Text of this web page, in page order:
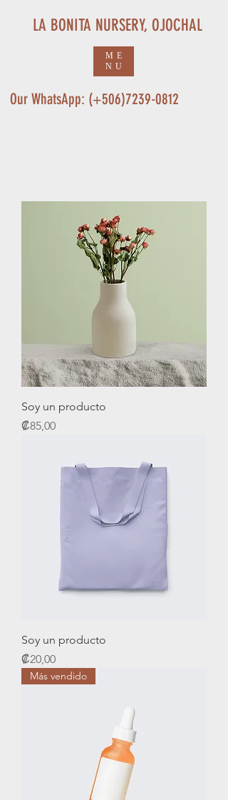
LA BONITA NURSERY, OJOCHAL
ME
NU
Our WhatsApp: (+506)7239-0812
Soy un producto
Precio
₡85,00
Soy un producto
Precio
₡20,00
Más vendido